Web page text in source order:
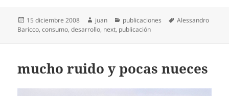
Publicado
el
15 diciembre 2008 Autor
juan Categorías
publicaciones Etiquetas
Alessandro
Baricco,consumo,desarrollo, next, publicación
mucho ruido y pocas nueces